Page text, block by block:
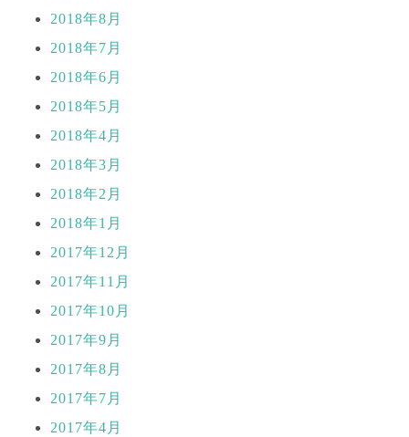
2018年8月
2018年7月
2018年6月
2018年5月
2018年4月
2018年3月
2018年2月
2018年1月
2017年12月
2017年11月
2017年10月
2017年9月
2017年8月
2017年7月
2017年4月